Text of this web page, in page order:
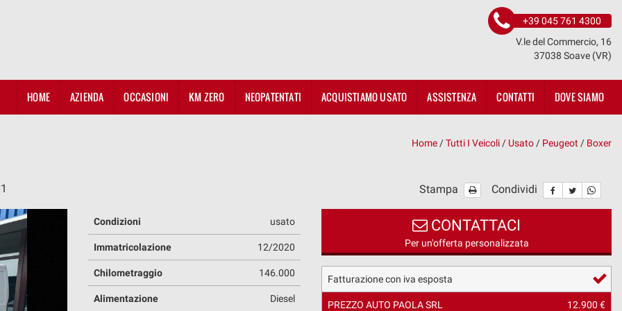
+39 045 761 4300
V.le del Commercio, 16
37038 Soave (VR)
HOME AZIENDA OCCASIONI KM ZERO NEOPATENTATI ACQUISTIAMO USATO ASSISTENZA CONTATTI DOVE SIAMO
Home /Tutti I Veicoli / Usato / Peugeot / Boxer
Stampa Condividi
Condizioni usato
Immatricolazione 12/2020
Chilometraggio 146.000
Alimentazione Diesel
CONTATTACI
Per un'offerta personalizzata
Fatturazione con iva esposta
PREZZO AUTO PAOLA SRL 12.900 €